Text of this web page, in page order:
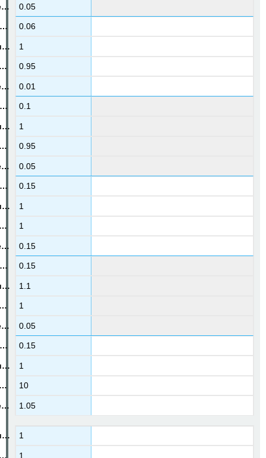
0.05
0.06
1
0.95
0.01
0.1
1
0.95
0.05
0.15
1
1
0.15
0.15
1.1
1
0.05
0.15
1
10
1.05
1
1